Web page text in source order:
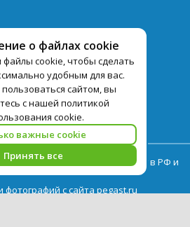
о файлах cookie
cookie, чтобы сделать
удобным для вас.
сайтом, вы
с нашей политикой
cookie.
важные cookie
Принять все
данных
оператор туристических услуг в РФ и
фотографий с сайта pegast.ru